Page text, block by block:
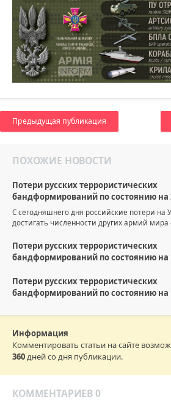
Предыдущая публикация
ПОХОЖИЕ НОВОСТИ
Потери русских террористических
бандформирований по состоянию на
С сегодняшнего дня российские потери на
достигать численности других армий мира
Потери русских террористических
бандформирований по состоянию на
Потери русских террористических
бандформирований по состоянию на
Информация
Комментировать статьи на сайте
360дней со дня публикации.
КОММЕНТАРИЕВ 0